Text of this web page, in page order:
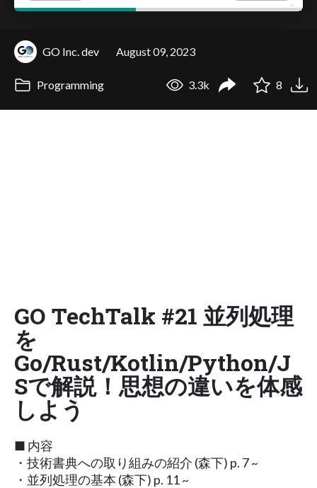
GO Inc. dev August 09, 2023
Programming 3.3k 8
GO TechTalk #21 並列処理
を
Go/Rust/Kotlin/Python/J
Sで解説！思想の違いを体感
しよう
■ 内容
・技術書典への取り組みの紹介 (森下) p. 7 ~
・並列処理の基本 (森下) p. 11 ~